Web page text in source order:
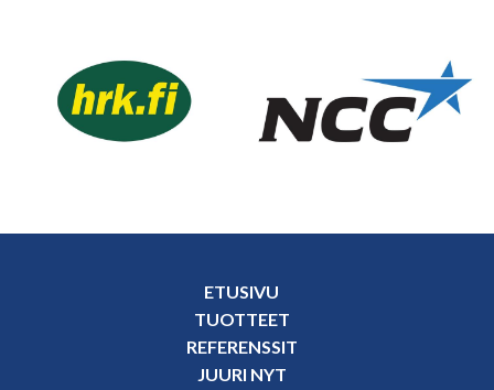
ETUSIVU
TUOTTEET
REFERENSSIT
JUURI NYT